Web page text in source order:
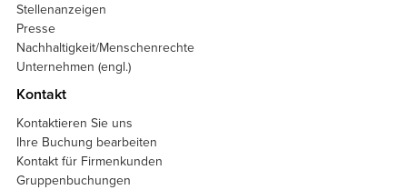
Stellenanzeigen
Presse
Nachhaltigkeit/Menschenrechte
Unternehmen (engl.)
Kontakt
Kontaktieren Sie uns
Ihre Buchung bearbeiten
Kontakt für Firmenkunden
Gruppenbuchungen